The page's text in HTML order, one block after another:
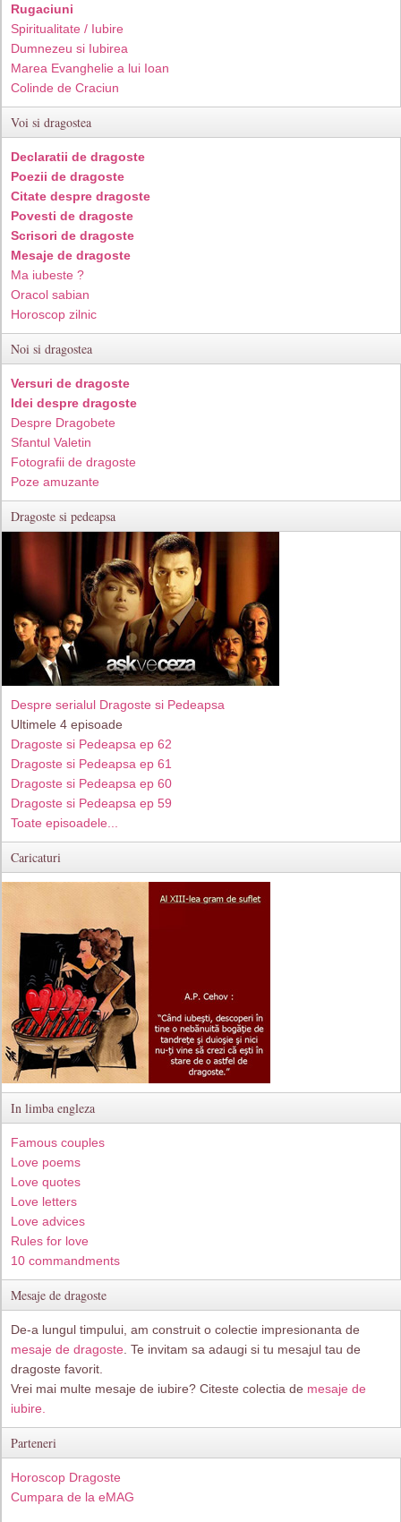
Rugaciuni
Spiritualitate / Iubire
Dumnezeu si Iubirea
Marea Evanghelie a lui Ioan
Colinde de Craciun
Voi si dragostea
Declaratii de dragoste
Poezii de dragoste
Citate despre dragoste
Povesti de dragoste
Scrisori de dragoste
Mesaje de dragoste
Ma iubeste ?
Oracol sabian
Horoscop zilnic
Noi si dragostea
Versuri de dragoste
Idei despre dragoste
Despre Dragobete
Sfantul Valetin
Fotografii de dragoste
Poze amuzante
Dragoste si pedeapsa
Despre serialul Dragoste si Pedeapsa
Ultimele 4 episoade
Dragoste si Pedeapsa ep 62
Dragoste si Pedeapsa ep 61
Dragoste si Pedeapsa ep 60
Dragoste si Pedeapsa ep 59
Toate episoadele...
Caricaturi
In limba engleza
Famous couples
Love poems
Love quotes
Love letters
Love advices
Rules for love
10 commandments
Mesaje de dragoste
De-a lungul timpului, am construit o colectie impresionanta de
mesaje de dragoste . Te invitam sa adaugi si tu mesajul tau de
dragoste favorit.
Vrei mai multe mesaje de iubire? Citeste colectia de mesaje de
iubire.
Parteneri
Horoscop Dragoste
Cumpara de la eMAG